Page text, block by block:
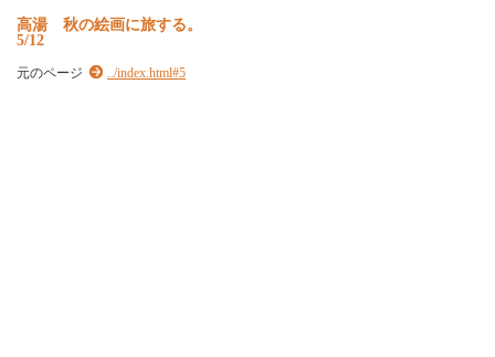
高湯 秋の絵画に旅する。
5/12
元のページ ../index.html#5